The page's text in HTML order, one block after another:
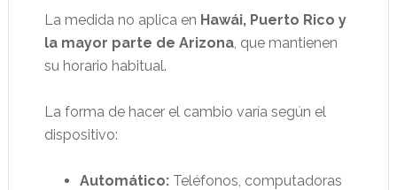
La medida no aplica en Hawái, Puerto Rico y
la mayor parte de Arizona, que mantienen
su horario habitual.
La forma de hacer el cambio varía según el
dispositivo:
Automático:Teléfonos, computadoras